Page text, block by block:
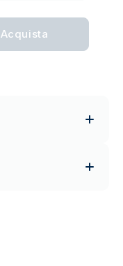
Acquista